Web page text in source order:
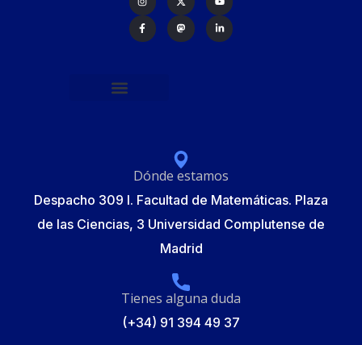
Dónde estamos
Despacho 309 I. Facultad de Matemáticas. Plaza
de las Ciencias, 3 Universidad Complutense de
Madrid
Tienes alguna duda
(+34) 91 394 49 37